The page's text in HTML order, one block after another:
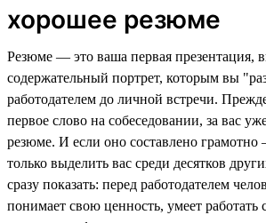
хорошее резюме
Резюме — это ваша первая презентация,
содержательный портрет, которым вы
работодателем до личной встречи.
первое слово на собеседовании, за вас
резюме. И если оно составлено
только выделить вас среди десятков
сразу показать: перед работодателем
понимает свою ценность, умеет работать